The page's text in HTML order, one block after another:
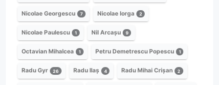
Nicolae Georgescu 7 Nicolae Iorga 2
Nicolae Paulescu 1 Nil Arcașu 9
Octavian Mihalcea 1 Petru Demetrescu Popescu 1
Radu Gyr 26 Radu Ilaș 4 Radu Mihai Crișan 2